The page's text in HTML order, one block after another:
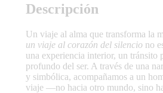
Descripción
Un viaje al alma que transforma la
un viaje al corazón del silencio no
una experiencia interior, un tránsito
profundo del ser. A través de una
y simbólica, acompañamos a un
viaje —no hacia otro mundo, sino